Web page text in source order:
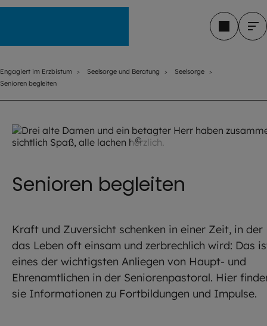
Engagiert im Erzbistum Seelsorge und Beratung
Seelsorge
Senioren begleiten
© stock.adobe.com/ Pixel-Shot
Senioren begleiten
Kraft und Zuversicht schenken in einer Zeit, in der
das Leben oft einsam und zerbrechlich wird: Das
eines der wichtigsten Anliegen von Haupt- und
Ehrenamtlichen in der Seniorenpastoral. Hier
sie Informationen zu Fortbildungen und Impulse.